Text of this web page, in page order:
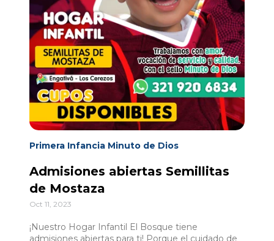
Primera Infancia Minuto de Dios
Admisiones abiertas Semillitas
de Mostaza
Oct 11, 2023
¡Nuestro Hogar Infantil El Bosque tiene
admisiones abiertas para ti! Porque el cuidado de